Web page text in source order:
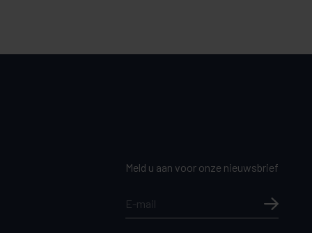
Meld u aan voor onze nieuwsbrief